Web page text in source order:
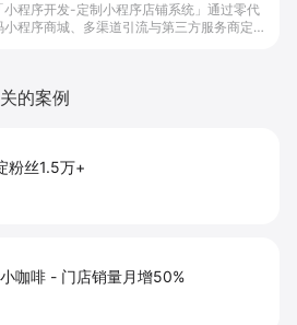
「小程序开发-定制小程序店铺系统」通过零代
小程序商城、多渠道引流与第三方服务商定制
长。的案例
粉丝1.5万+
咖啡 - 门店销量月增50%